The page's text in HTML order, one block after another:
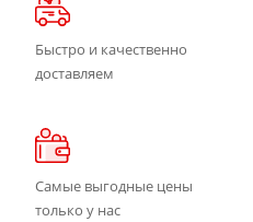
Быстро и качественно
доставляем
Самые выгодные цены
только у нас